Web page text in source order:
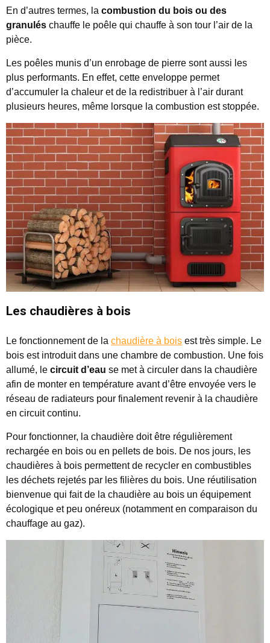
En d’autres termes, la combustion du bois ou des
granulés chauffe le poêle qui chauffe à son tour l’air de la
pièce.
Les poêles munis d’un enrobage de pierre sont aussi les
plus performants. En effet, cette enveloppe permet
d’accumuler la chaleur et de la redistribuer à l’air durant
plusieurs heures, même lorsque la combustion est stoppée.
Les chaudières à bois
Le fonctionnement de la chaudière à bois est très simple. Le
bois est introduit dans une chambre de combustion. Une fois
allumé, le circuit d’eau se met à circuler dans la chaudière
afin de monter en température avant d’être envoyée vers le
réseau de radiateurs pour finalement revenir à la chaudière
en circuit continu.
Pour fonctionner, la chaudière doit être régulièrement
rechargée en bois ou en pellets de bois. De nos jours, les
chaudières à bois permettent de recycler en combustibles
les déchets rejetés par les filières du bois. Une réutilisation
bienvenue qui fait de la chaudière au bois un équipement
écologique et peu onéreux (notamment en comparaison du
chauffage au gaz).